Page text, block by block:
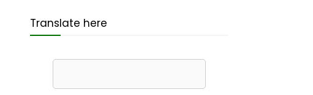
Translate here